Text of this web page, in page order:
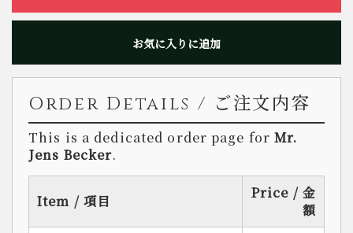
お気に入りに追加
Order Details / ご注文内容
This is a dedicated order page forMr.
Jens Becker.
Item / 項目
Price / 金
額